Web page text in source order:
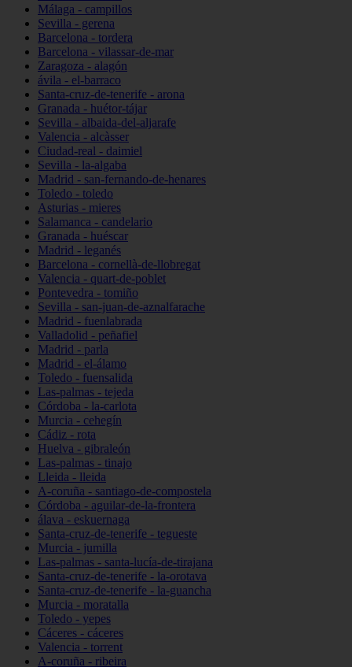
Málaga - campillos
Sevilla - gerena
Barcelona - tordera
Barcelona - vilassar-de-mar
Zaragoza - alagón
ávila - el-barraco
Santa-cruz-de-tenerife - arona
Granada - huétor-tájar
Sevilla - albaida-del-aljarafe
Valencia - alcàsser
Ciudad-real - daimiel
Sevilla - la-algaba
Madrid - san-fernando-de-henares
Toledo - toledo
Asturias - mieres
Salamanca - candelario
Granada - huéscar
Madrid - leganés
Barcelona - cornellà-de-llobregat
Valencia - quart-de-poblet
Pontevedra - tomiño
Sevilla - san-juan-de-aznalfarache
Madrid - fuenlabrada
Valladolid - peñafiel
Madrid - parla
Madrid - el-álamo
Toledo - fuensalida
Las-palmas - tejeda
Córdoba - la-carlota
Murcia - cehegín
Cádiz - rota
Huelva - gibraleón
Las-palmas - tinajo
Lleida - lleida
A-coruña - santiago-de-compostela
Córdoba - aguilar-de-la-frontera
álava - eskuernaga
Santa-cruz-de-tenerife - tegueste
Murcia - jumilla
Las-palmas - santa-lucía-de-tirajana
Santa-cruz-de-tenerife - la-orotava
Santa-cruz-de-tenerife - la-guancha
Murcia - moratalla
Toledo - yepes
Cáceres - cáceres
Valencia - torrent
A-coruña - ribeira